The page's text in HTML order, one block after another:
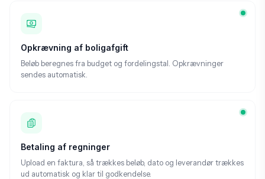
Opkrævning af boligafgift
Beløb beregnes fra budget og fordelingstal. Opkrævninger
sendes automatisk.
Betaling af regninger
Upload en faktura, så trækkes beløb, dato og leverandør trækkes
ud automatisk og klar til godkendelse.